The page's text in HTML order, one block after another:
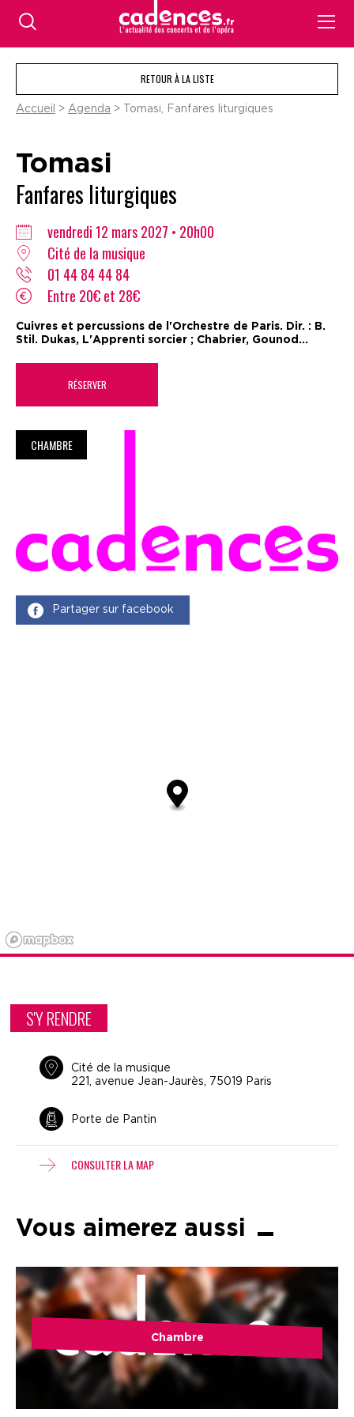
RETOUR À LA LISTE
Accueil > Agenda > Tomasi, Fanfares liturgiques
Tomasi
Fanfares liturgiques
vendredi 12 mars 2027 • 20h00
Cité de la musique
01 44 84 44 84
Entre 20€ et 28€
Cuivres et percussions de l'Orchestre de Paris. Dir. : B.
Stil. Dukas, L'Apprenti sorcier ; Chabrier, Gounod...
RÉSERVER
CHAMBRE
Partager sur facebook
S'Y RENDRE
Cité de la musique
221, avenue Jean-Jaurès, 75019 Paris
Porte de Pantin
CONSULTER LA MAP
Vous aimerez aussi
Chambre